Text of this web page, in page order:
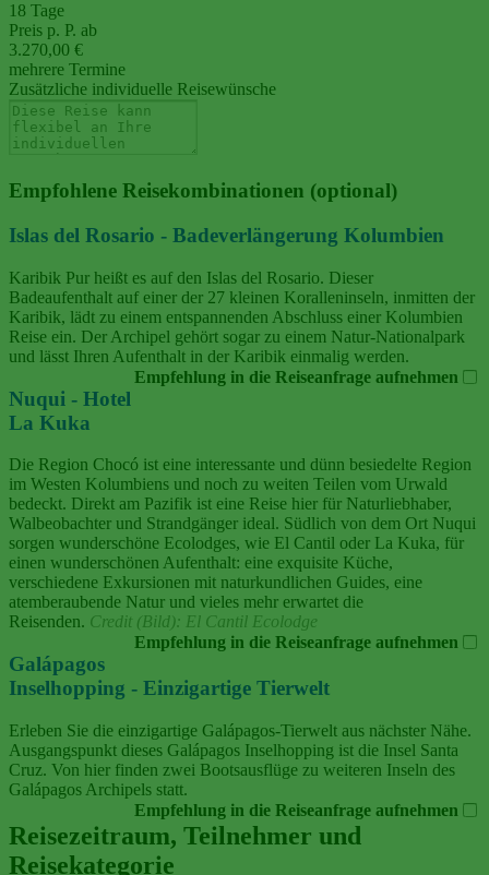
18 Tage
Preis p. P. ab
3.270,00 €
mehrere Termine
Zusätzliche individuelle Reisewünsche
Empfohlene Reisekombinationen (optional)
Islas del Rosario - Badeverlängerung Kolumbien
Karibik Pur heißt es auf den Islas del Rosario. Dieser
Badeaufenthalt auf einer der 27 kleinen Koralleninseln, inmitten der
Karibik, lädt zu einem entspannenden Abschluss einer Kolumbien
Reise ein. Der Archipel gehört sogar zu einem Natur-Nationalpark
und lässt Ihren Aufenthalt in der Karibik einmalig werden.
Empfehlung in die Reiseanfrage aufnehmen
Nuqui - Hotel
La Kuka
Die Region Chocó ist eine interessante und dünn besiedelte Region
im Westen Kolumbiens und noch zu weiten Teilen vom Urwald
bedeckt. Direkt am Pazifik ist eine Reise hier für Naturliebhaber,
Walbeobachter und Strandgänger ideal. Südlich von dem Ort Nuqui
sorgen wunderschöne Ecolodges, wie El Cantil oder La Kuka, für
einen wunderschönen Aufenthalt: eine exquisite Küche,
verschiedene Exkursionen mit naturkundlichen Guides, eine
atemberaubende Natur und vieles mehr erwartet die
Reisenden. Credit (Bild): El Cantil Ecolodge
Empfehlung in die Reiseanfrage aufnehmen
Galápagos
Inselhopping - Einzigartige Tierwelt
Erleben Sie die einzigartige Galápagos-Tierwelt aus nächster Nähe.
Ausgangspunkt dieses Galápagos Inselhopping ist die Insel Santa
Cruz. Von hier finden zwei Bootsausflüge zu weiteren Inseln des
Galápagos Archipels statt.
Empfehlung in die Reiseanfrage aufnehmen
Reisezeitraum, Teilnehmer und
Reisekategorie